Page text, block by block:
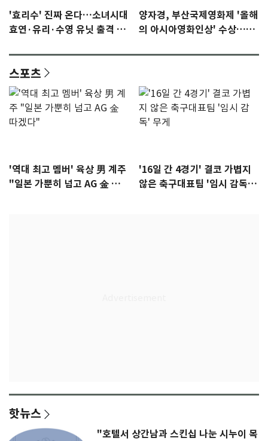
'효리수' 진짜 온다…소녀시대
효연·유리·수영 유닛 출격 [N
양자경, 부산국제영화제 '올해
의 아시아영화인상' 수상…15
스포츠
'역대 최고 멤버' 육상 男 계주
"일본 가뿐히 넘고 AG 金 따겠
'16일 간 4경기' 결코 가볍지
않은 축구대표팀 '임시 감독'
핫뉴스
"호텔서 상간남과 스킨십 나눈 시누이 목